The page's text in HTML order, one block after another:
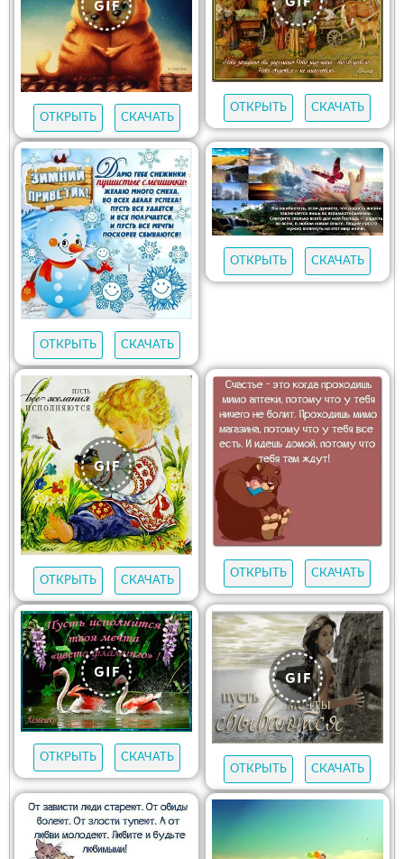
ОТКРЫТЬ СКАЧАТЬ
ОТКРЫТЬ СКАЧАТЬ
ОТКРЫТЬ СКАЧАТЬ
ОТКРЫТЬ СКАЧАТЬ
ОТКРЫТЬ СКАЧАТЬ
ОТКРЫТЬ СКАЧАТЬ
ОТКРЫТЬ
СКАЧАТЬ
ОТКРЫТЬ
СКАЧАТЬ